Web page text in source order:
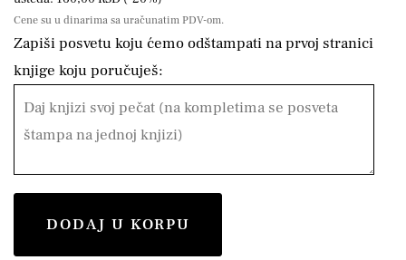
Cene su u dinarima sa uračunatim PDV-om.
Zapiši posvetu koju ćemo odštampati na prvoj stranici
knjige koju poručuješ:
DODAJ U KORPU